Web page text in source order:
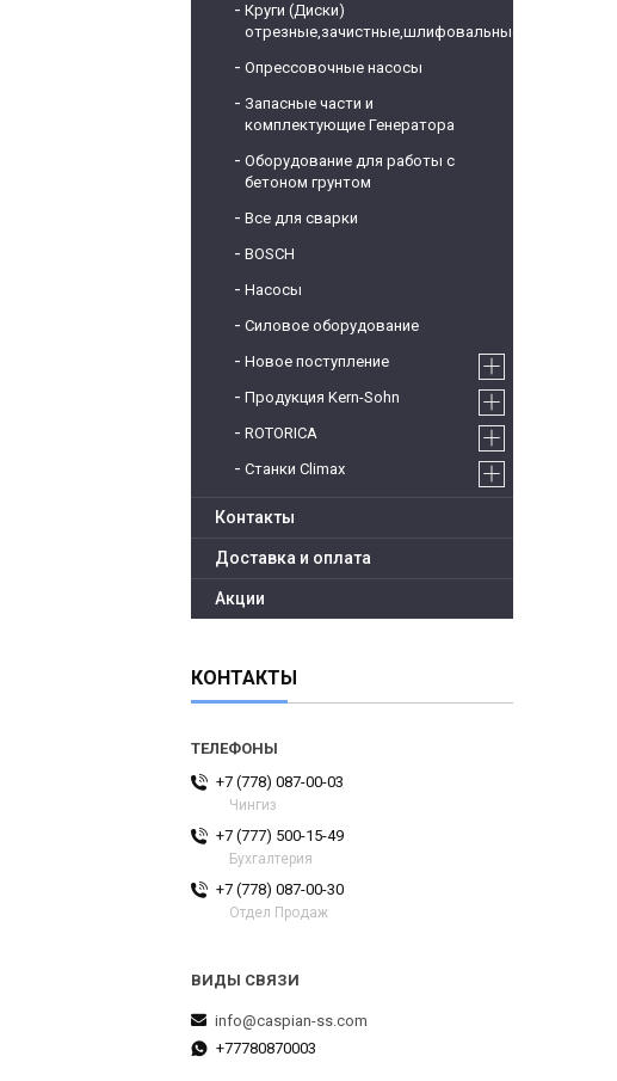
Круги (Диски)
отрезные,зачистные,шлифовальные
Опрессовочные насосы
Запасные части и
комплектующие Генератора
Оборудование для работы с
бетоном грунтом
Все для сварки
BOSCH
Насосы
Силовое оборудование
Новое поступление
Продукция Kern-Sohn
ROTORICA
Станки Climax
Контакты
Доставка и оплата
Акции
КОНТАКТЫ
+7 (778) 087-00-03
Чингиз
+7 (777) 500-15-49
Бухгалтерия
+7 (778) 087-00-30
Отдел Продаж
info@caspian-ss.com
+77780870003